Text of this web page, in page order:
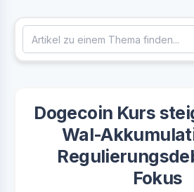
Dogecoin Kurs
Wal-
Fokus